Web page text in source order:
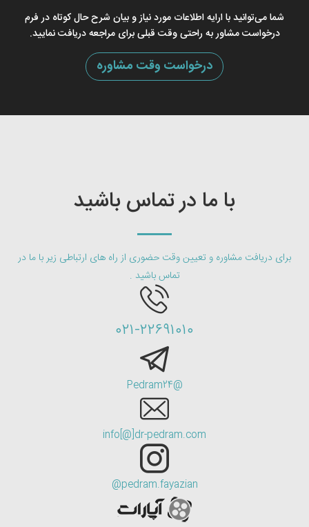
شما می‌توانید با ارایه اطلاعات مورد نیاز و بیان شرح حال کوتاه در فرم
درخواست مشاور به راحتی وقت قبلی برای مراجعه دریافت نمایید.
درخواست وقت مشاوره
با ما در تماس باشید
برای دریافت مشاوره و تعیین وقت حضوری از راه های ارتباطی زیر با ما در
تماس باشید .
۰۲۱-۲۲۶۹۱۰۱۰
@Pedram24
info[@]dr-pedram.com
pedram.fayazian@